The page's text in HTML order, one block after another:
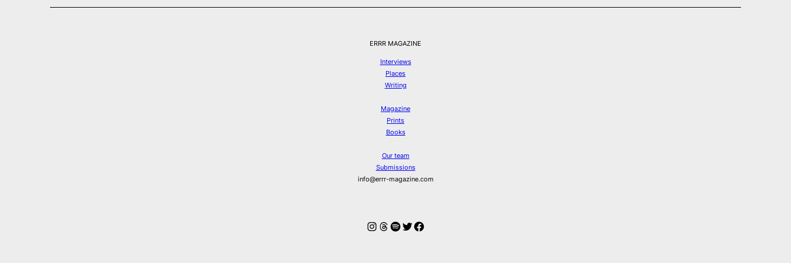
ERRR MAGAZINE
Interviews
Places
Writing
Magazine
Prints
Books
Our team
Submissions
info@errr-magazine.com
Instagram
Threads
Spotify
Twitter
Facebook